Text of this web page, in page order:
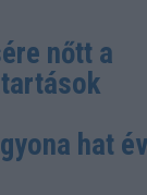
nőtt a
hat év